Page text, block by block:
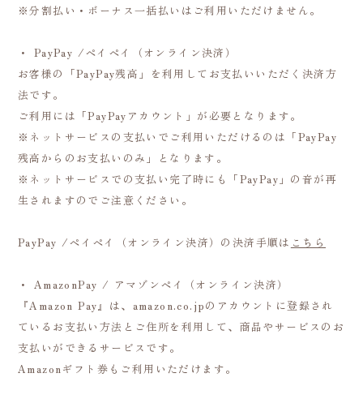
※分割払い・ボーナス一括払いはご利用いただけません。
・ PayPay /ペイペイ（オンライン決済）
お客様の「PayPay残高」を利用してお支払いいただく決済方
法です。
ご利用には「PayPayアカウント」が必要となります。
※ネットサービスの支払いでご利用いただけるのは「PayPay
残高からのお支払いのみ」となります。
※ネットサービスでの支払い完了時にも「PayPay」の音が再
生されますのでご注意ください。
PayPay /ペイペイ（オンライン決済）の決済手順は こちら
・ AmazonPay / アマゾンペイ（オンライン決済）
『Amazon Pay』は、amazon.co.jpのアカウントに登録され
ているお支払い方法とご住所を利用して、商品やサービスのお
支払いができるサービスです。
Amazonギフト券もご利用いただけます。